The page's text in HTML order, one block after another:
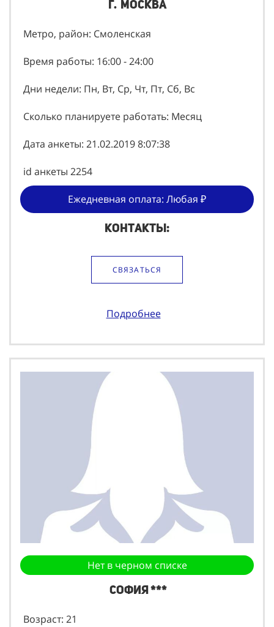
г. Москва
Метро, район: Смоленская
Время работы: 16:00 - 24:00
Дни недели: Пн, Вт, Ср, Чт, Пт, Сб, Вс
Сколько планируете работать: Месяц
Дата анкеты: 21.02.2019 8:07:38
id анкеты 2254
Ежедневная оплата: Любая ₽
Контакты:
СВЯЗАТЬСЯ
Подробнее
Нет в черном списке
София ***
Возраст: 21